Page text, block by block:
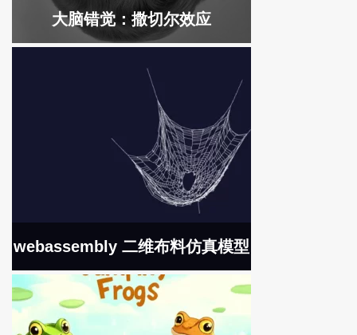
大脑错觉：撒切尔效应
webassembly 二维布料仿真模型